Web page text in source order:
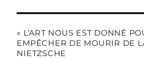
« L’ART NOUS EST DONNÉ
EMPÊCHER DE MOURIR DE
NIETZSCHE